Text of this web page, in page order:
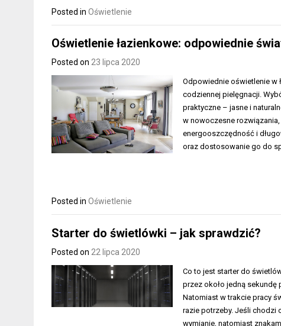
Posted in Oświetlenie
Oświetlenie łazienkowe: odpowiednie
Posted on 23 lipca 2020
Odpowiednie oświetlenie w
codziennej pielęgnacji.
praktyczne – jasne i
w nowoczesne
energooszczędność i
oraz dostosowanie go do
Posted in Oświetlenie
Starter do świetlówki – jak sprawdzić?
Posted on 22 lipca 2020
Co to jest starter do
przez około jedną sekundę
Natomiast w trakcie pracy
razie potrzeby. Jeśli chodzi
wymianie, natomiast